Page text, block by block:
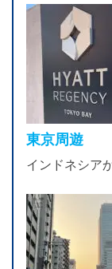
東京周遊
インドネシア